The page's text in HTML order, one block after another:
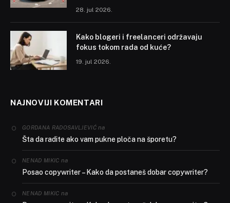
28. jul 2026.
Kako blogeri i freelanceri održavaju
fokus tokom rada od kuće?
19. jul 2026.
NAJNOVIJI KOMENTARI
GORDANA RADOSAVLJEVIĆna
Šta da radite ako vam pukne ploča na šporetu?
NENAD MIKIC na
Posao copywriter – Kako da postaneš dobar copywriter?
NENAD MIKIC na